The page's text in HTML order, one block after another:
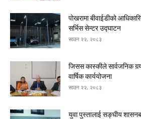
पोखरामा बीवाईडीको
सर्भिस सेन्टर उद्घाटन
साउन २२, २०८३
जिसस कास्कीले सार्वजनिक
वार्षिक कार्ययोजना
साउन २२, २०८३
युवा पुस्तालाई सङ्घीय